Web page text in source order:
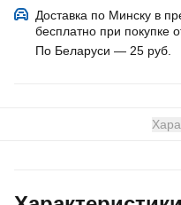
Доставка по Минску в
бесплатно при покупке
По Беларуси — 25 руб